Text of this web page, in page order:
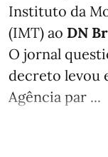
Instituto da
(IMT) ao DN
O jornal
decreto levou
Agência par ...